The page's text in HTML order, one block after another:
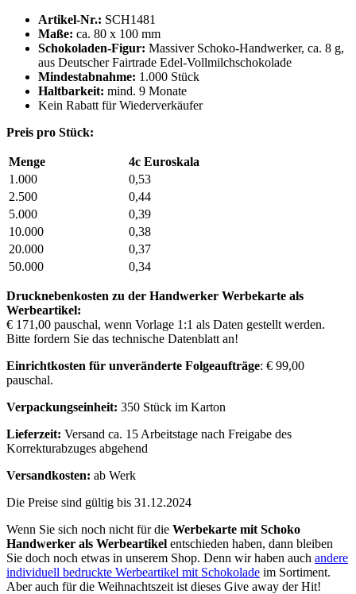
Artikel-Nr.: SCH1481
Maße: ca. 80 x 100 mm
Schokoladen-Figur: Massiver Schoko-Handwerker, ca. 8 g,
aus Deutscher Fairtrade Edel-Vollmilchschokolade
Mindestabnahme: 1.000 Stück
Haltbarkeit: mind. 9 Monate
Kein Rabatt für Wiederverkäufer
Preis pro Stück:
Menge
4c Euroskala
1.000
0,53
2.500
0,44
5.000
0,39
10.000
0,38
20.000
0,37
50.000
0,34
Drucknebenkosten zu der Handwerker Werbekarte als
Werbeartikel:
€ 171,00 pauschal, wenn Vorlage 1:1 als Daten gestellt werden.
Bitte fordern Sie das technische Datenblatt an!
Einrichtkosten für unveränderte Folgeaufträge: € 99,00
pauschal.
Verpackungseinheit: 350 Stück im Karton
Lieferzeit: Versand ca. 15 Arbeitstage nach Freigabe des
Korrekturabzuges abgehend
Versandkosten: ab Werk
Die Preise sind gültig bis 31.12.2024
Wenn Sie sich noch nicht für die Werbekarte mit Schoko
Handwerker als Werbeartikel entschieden haben, dann bleiben
Sie doch noch etwas in unserem Shop. Denn wir haben auch andere
individuell bedruckte Werbeartikel mit Schokolade im Sortiment.
Aber auch für die Weihnachtszeit ist dieses Give away der Hit!